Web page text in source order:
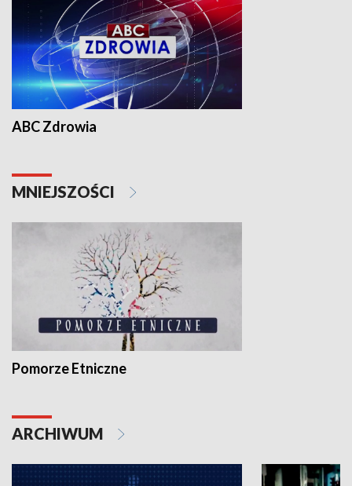
ABC Zdrowia
MNIEJSZOŚCI
Pomorze Etniczne
ARCHIWUM